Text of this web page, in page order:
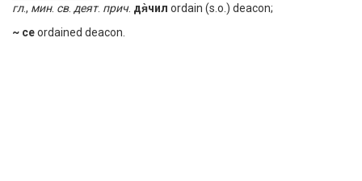
гл., мин. св. деят. прич. дя̀чил ordain (s.o.) deacon;
~ сеordained deacon.